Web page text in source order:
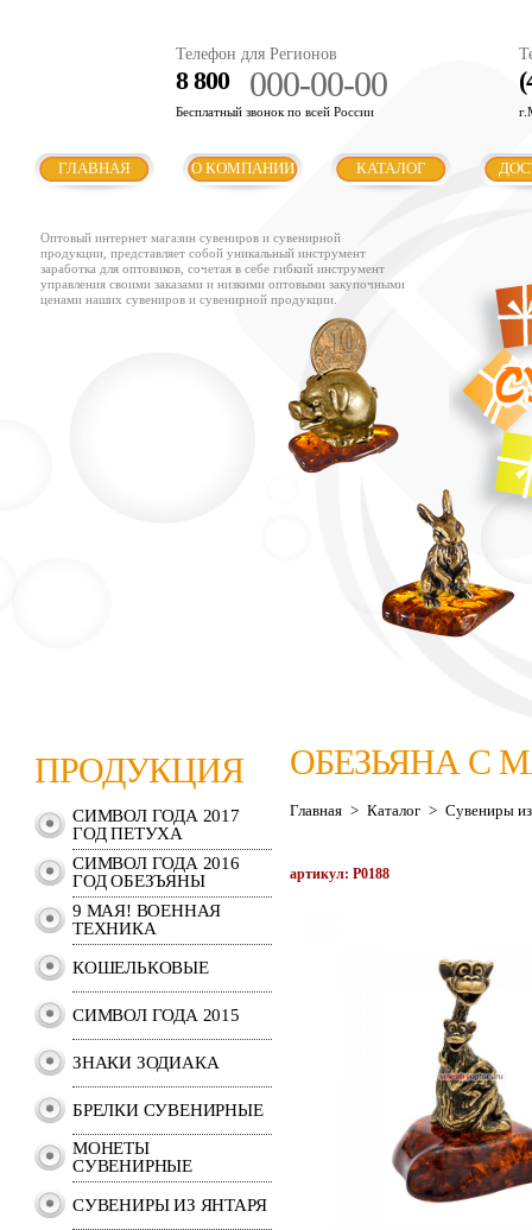
Телефон для Регионов
8 800 000-00-00
Бесплатный звонок по всей России
ГЛАВНАЯ О КОМПАНИИ КАТАЛОГ
Оптовый интернет магазин сувениров и сувенирной
продукции, представляет собой уникальный инструмент
заработка для оптовиков, сочетая в себе гибкий инструмент
управления своими заказами и низкими оптовыми закупочными
ценами наших сувениров и сувенирной продукции.
ПРОДУКЦИЯ
СИМВОЛ ГОДА 2017
ГОД ПЕТУХА
СИМВОЛ ГОДА 2016
ГОД ОБЕЗЪЯНЫ
9 МАЯ! ВОЕННАЯ
ТЕХНИКА
КОШЕЛЬКОВЫЕ
СИМВОЛ ГОДА 2015
ЗНАКИ ЗОДИАКА
БРЕЛКИ СУВЕНИРНЫЕ
МОНЕТЫ
СУВЕНИРНЫЕ
СУВЕНИРЫ ИЗ ЯНТАРЯ
ОБЕЗЬЯНА С
Главная > Каталог > Сувениры
артикул: P0188